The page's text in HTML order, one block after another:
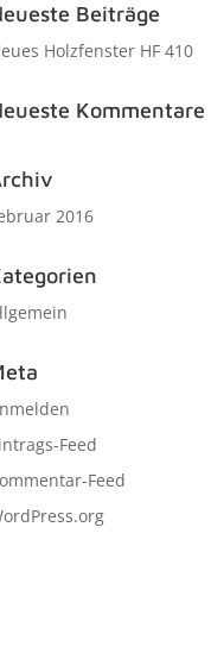
Beiträge
Holzfenster HF 410
Kommentare
2016
Feed
Feed